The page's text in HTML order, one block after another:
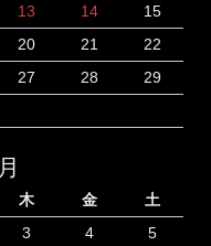
13 14
15
20 21
22
27 28
29
木 金
土
3 4
5